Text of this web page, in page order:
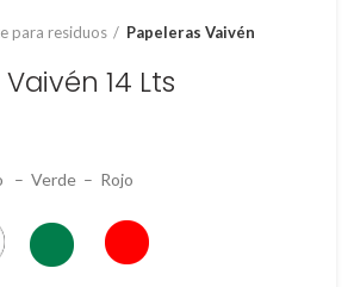
para residuos Papeleras Vaivén
14 Lts
– Verde – Rojo